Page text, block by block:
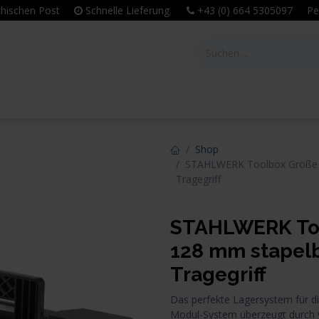
Post Schnelle Lieferung +43 (0) 664 5305097
Shop
STAHLWERK Toolbox
Tragegriff
STAHLWERK
128 mm
Tragegriff
Das perfekte Lagersystem für
Modul-System überzeugt